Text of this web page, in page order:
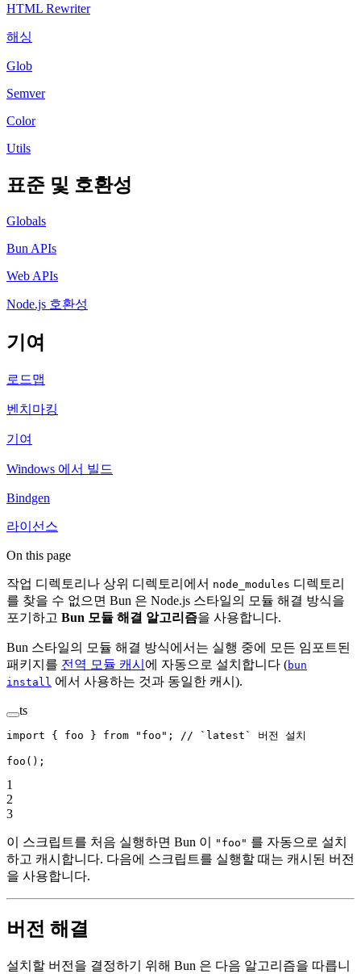
HTML Rewriter
해싱
Glob
Semver
Color
Utils
표준 및 호환성
Globals
Bun APIs
Web APIs
Node.js 호환성
기여
로드맵
벤치마킹
기여
Windows 에서 빌드
Bindgen
라이선스
On this page
작업 디렉토리나 상위 디렉토리에서 node_modules 디렉토리
를 찾을 수 없으면 Bun 은 Node.js 스타일의 모듈 해결 방식을
포기하고 Bun 모듈 해결 알고리즘을 사용합니다.
Bun 스타일의 모듈 해결 방식에서는 실행 중에 모든 임포트된
패키지를 전역 모듈 캐시 에 자동으로 설치합니다 (bun
install 에서 사용하는 것과 동일한 캐시).
ts
import { foo } from "foo" ; // `latest` 버전 설치
foo ();
1
2
3
이 스크립트를 처음 실행하면 Bun 이 "foo" 를 자동으로 설치
하고 캐시합니다. 다음에 스크립트를 실행할 때는 캐시된 버전
을 사용합니다.
버전 해결
설치할 버전을 결정하기 위해 Bun 은 다음 알고리즘을 따릅니